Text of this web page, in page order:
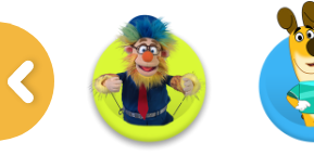
Anasayfa